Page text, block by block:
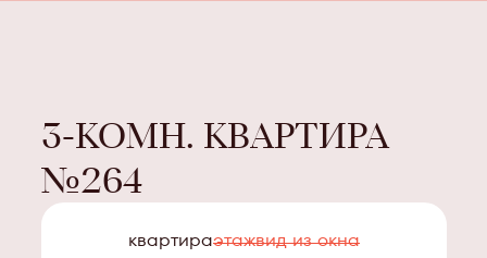
3-КОМН. КВАРТИРА
№264
квартираэтажвид из окна